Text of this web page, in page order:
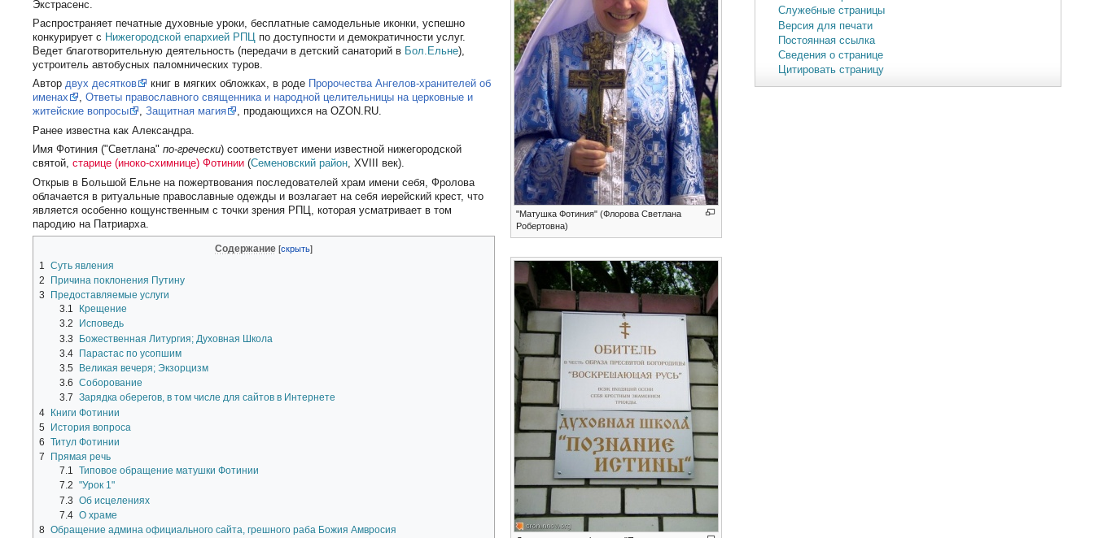
"Матушка Фотиния" (Флорова Светлана
Робертовна)
Экстрасенс.
Распространяет печатные духовные уроки, бесплатные самодельные иконки, успешно
конкурирует с Нижегородской епархией РПЦ по доступности и демократичности услуг.
Ведет благотворительную деятельность (передачи в детский санаторий в Бол.Ельне),
устроитель автобусных паломнических туров.
Автордвух десятков книг в мягких обложках, в роде Пророчества Ангелов-хранителей об
именах
,Ответы православного священника и народной целительницы на церковные и
житейские вопросы
,Защитная магия
, продающихся на OZON.RU.
Ранее известна как Александра.
Имя Фотиния ("Светлана"по-гречески) соответствует имени известной нижегородской
святой,старице (иноко-схимнице) Фотинии (Семеновский район, XVIII век).
Открыв в Большой Ельне на пожертвования последователей храм имени себя, Фролова
облачается в ритуальные православные одежды и возлагает на себя иерейский крест, что
является особенно кощунственным с точки зрения РПЦ, которая усматривает в том
пародию на Патриарха.
Содержание
1
Суть явления
2
Причина поклонения Путину
3
Предоставляемые услуги
3.1
Крещение
3.2
Исповедь
3.3
Божественная Литургия; Духовная Школа
3.4 Парастас по усопшим
3.5
Великая вечеря; Экзорцизм
3.6 Соборование
3.7 Зарядка оберегов, в том числе для сайтов в Интернете
4 Книги Фотинии
5 История вопроса
6 Титул Фотинии
7
Прямая речь
7.1 Типовое обращение матушки Фотинии
7.2 "Урок 1"
7.3 Об исцелениях
7.4 О храме
8 Обращение админа официального сайта, грешного раба Божия Амвросия
Служебные страницы
Версия для печати
Постоянная ссылка
Сведения о странице
Цитировать страницу